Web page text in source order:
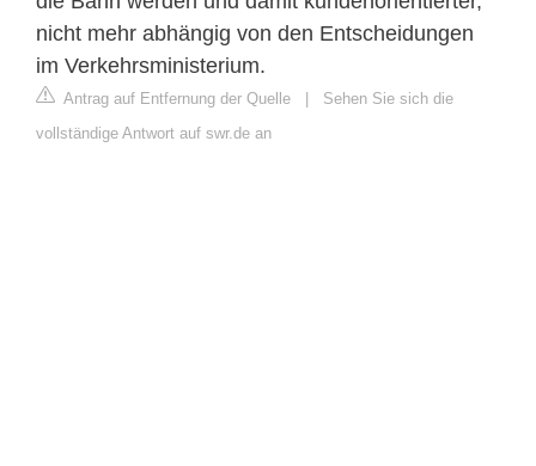
nicht mehr abhängig von den Entscheidungen
im Verkehrsministerium.
Antrag auf Entfernung der Quelle | Sehen Sie sich die
vollständige Antwort auf swr.de an